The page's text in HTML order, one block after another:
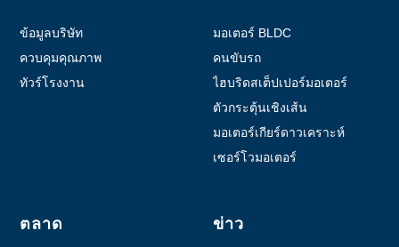
ข้อมูลบริษัท
ควบคุมคุณภาพ
ทัวร์โรงงาน
มอเตอร์ BLDC
คนขับรถ
ไฮบริดสเต็ปเปอร์มอเตอร์
ตัวกระตุ้นเชิงเส้น
มอเตอร์เกียร์ดาวเคราะห์
เซอร์โวมอเตอร์
ตลาด ข่าว